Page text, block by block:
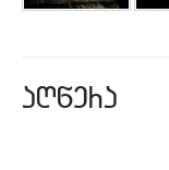
aRwera